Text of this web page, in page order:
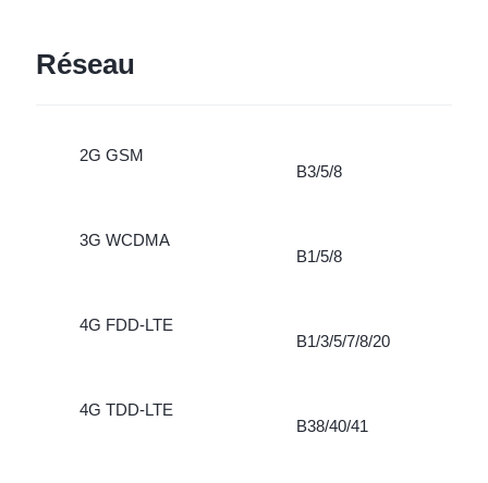
Réseau
2G GSM
B3/5/8
3G WCDMA
B1/5/8
4G FDD-LTE
B1/3/5/7/8/20
4G TDD-LTE
B38/40/41